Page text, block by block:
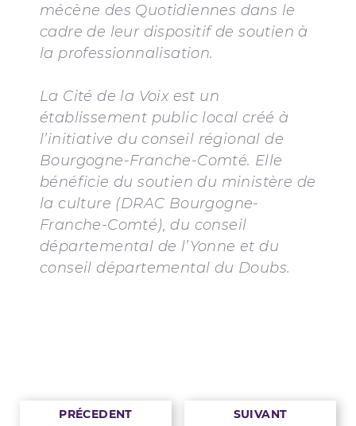
mécène des Quotidiennes dans le
cadre de leur dispositif de soutien à
la professionnalisation.
La Cité de la Voix est un
établissement public local créé à
l’initiative du conseil régional de
Bourgogne-Franche-Comté. Elle
bénéficie du soutien du ministère de
la culture (DRAC Bourgogne-
Franche-Comté), du conseil
départemental de l’Yonne et du
conseil départemental du Doubs.
PRÉCEDENT SUIVANT